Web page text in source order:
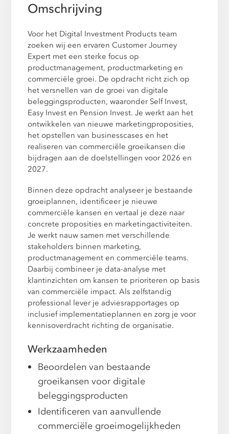
Omschrijving
Voor het Digital Investment Products team
zoeken wij een ervaren Customer Journey
Expert met een sterke focus op
productmanagement, productmarketing en
commerciële groei. De opdracht richt zich op
het versnellen van de groei van digitale
beleggingsproducten, waaronder Self Invest,
Easy Invest en Pension Invest. Je werkt aan het
ontwikkelen van nieuwe marketingproposities,
het opstellen van businesscases en het
realiseren van commerciële groeikansen die
bijdragen aan de doelstellingen voor 2026 en
2027.
Binnen deze opdracht analyseer je bestaande
groeiplannen, identificeer je nieuwe
commerciële kansen en vertaal je deze naar
concrete proposities en marketingactiviteiten.
Je werkt nauw samen met verschillende
stakeholders binnen marketing,
productmanagement en commerciële teams.
Daarbij combineer je data-analyse met
klantinzichten om kansen te prioriteren op basis
van commerciële impact. Als zelfstandig
professional lever je adviesrapportages op
inclusief implementatieplannen en zorg je voor
kennisoverdracht richting de organisatie.
Werkzaamheden
Beoordelen van bestaande
groeikansen voor digitale
beleggingsproducten
Identificeren van aanvullende
commerciële groeimogelijkheden